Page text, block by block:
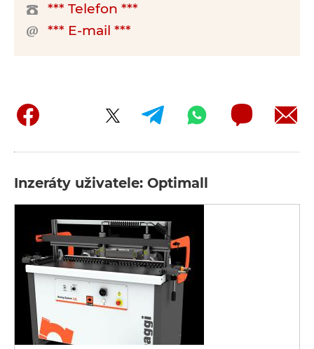
*** Telefon ***
*** E-mail ***
Inzeráty uživatele: Optimall